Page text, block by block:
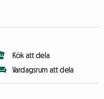
Kök att dela
Vardagsrum att dela